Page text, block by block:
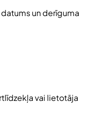
un derīguma
vai lietotāja